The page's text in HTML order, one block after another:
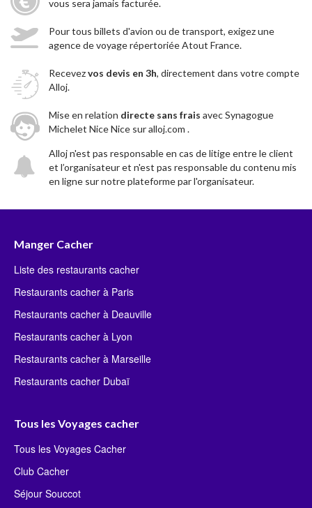
vous sera jamais facturée.
Pour tous billets d'avion ou de transport, exigez une
agence de voyage répertoriée Atout France.
Recevezvos devis en 3h, directement dans votre compte
Alloj.
Mise en relation directe sans frais avec Synagogue
Michelet Nice Nice sur alloj.com .
Alloj n'est pas responsable en cas de litige entre le client
et l’organisateur et n'est pas responsable du contenu mis
en ligne sur notre plateforme par l'organisateur.
Manger Cacher
Liste des restaurants cacher
Restaurants cacher à Paris
Restaurants cacher à Deauville
Restaurants cacher à Lyon
Restaurants cacher à Marseille
Restaurants cacher Dubaï
Tous les Voyages cacher
Tous les Voyages Cacher
Club Cacher
Séjour Souccot